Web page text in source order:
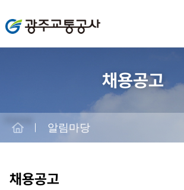
광주교통공사
채용공고
알림마당
채용공고